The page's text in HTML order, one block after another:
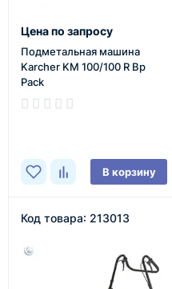
Цена по запросу
Подметальная машина
Karcher KM 100/100 R Bp
Pack
В корзину
Код товара: 213013